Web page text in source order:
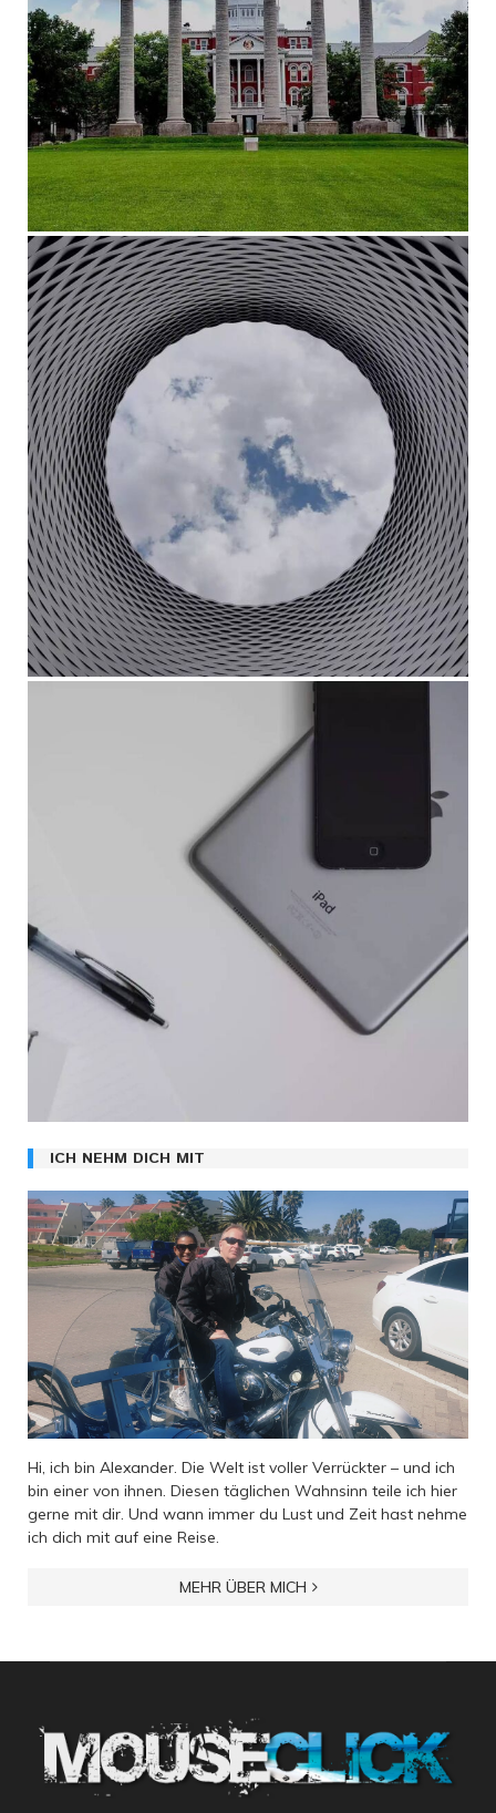
ICH NEHM DICH MIT
Hi, ich bin Alexander. Die Welt ist voller Verrückter – und ich
bin einer von ihnen. Diesen täglichen Wahnsinn teile ich hier
gerne mit dir. Und wann immer du Lust und Zeit hast nehme
ich dich mit auf eine Reise.
MEHR ÜBER MICH